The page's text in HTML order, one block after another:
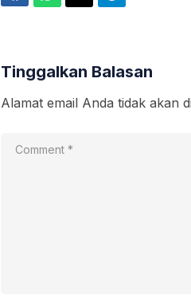
Tinggalkan Balasan
Alamat email Anda tidak akan